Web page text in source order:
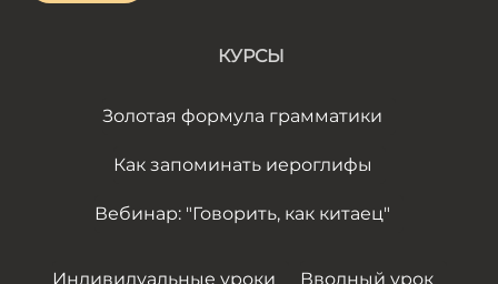
КУРСЫ
Золотая формула грамматики
Как запоминать иероглифы
Вебинар: "Говорить, как китаец"
Индивидуальные уроки Вводный урок